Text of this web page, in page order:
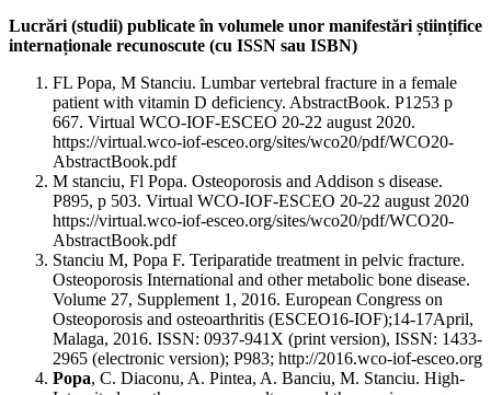
Lucrări (studii) publicate în volumele unor manifestări științifice
internaționale recunoscute (cu ISSN sau ISBN)
FL Popa, M Stanciu. Lumbar vertebral fracture in a female
patient with vitamin D deficiency. AbstractBook. P1253 p
667. Virtual WCO-IOF-ESCEO 20-22 august 2020.
https://virtual.wco-iof-esceo.org/sites/wco20/pdf/WCO20-
AbstractBook.pdf
M stanciu, Fl Popa. Osteoporosis and Addison s disease.
P895, p 503. Virtual WCO-IOF-ESCEO 20-22 august 2020
https://virtual.wco-iof-esceo.org/sites/wco20/pdf/WCO20-
AbstractBook.pdf
Stanciu M, Popa F. Teriparatide treatment in pelvic fracture.
Osteoporosis International and other metabolic bone disease.
Volume 27, Supplement 1, 2016. European Congress on
Osteoporosis and osteoarthritis (ESCEO16-IOF);14-17April,
Malaga, 2016. ISSN: 0937-941X (print version), ISSN: 1433-
2965 (electronic version); P983; http://2016.wco-iof-esceo.org
Popa, C. Diaconu, A. Pintea, A. Banciu, M. Stanciu. High-